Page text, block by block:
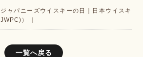
ジャパニーズウイスキーの日
日本ウイスキ
）
一覧へ戻る